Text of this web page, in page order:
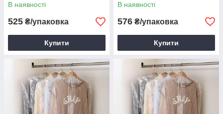
В наявності
525 ₴/упаковка
Купити
В наявності
576 ₴/упаковка
Купити